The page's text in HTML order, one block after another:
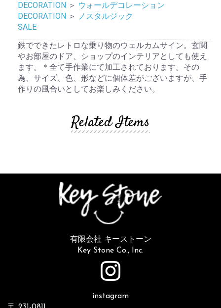
DECORATION ＞ ウォールデコレーション
DECORATION ＞ ノスタルジック
SALE
鉄でできたレトロな乗り物のウェルカムサイン。玄関
やお部屋のドア、ショップのインテリアとしても使え
ます。＊全て手作業にて加工されております。その
為、サイズ、色、形などに個体差がございますが、手
作りの風合いとしてお楽しみください。
Related Items
有限会社 キーストーン
Key Stone Co., Inc.
instagram